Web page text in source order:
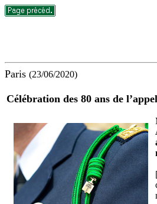
Paris (23/06/2020)
Célébration des 80 ans de